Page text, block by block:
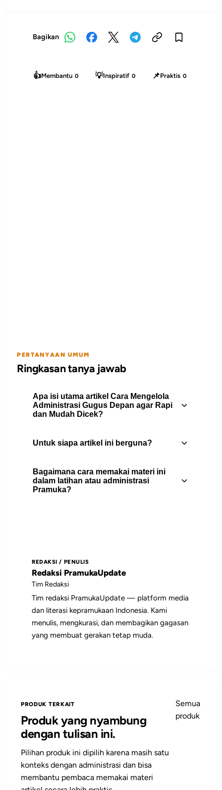
Bagikan
👍Membantu 0 💡Inspiratif 0 📌Praktis 0
PERTANYAAN UMUM
Ringkasan tanya jawab
Apa isi utama artikel Cara Mengelola
Administrasi Gugus Depan agar Rapi
dan Mudah Dicek?
lebih rapi, mudah dicari, dan siap
digunakan saat kegiatan atau
Untuk siapa artikel ini berguna?
Artikel ini berguna untuk pembina
Pramuka, peserta didik, pengurus gugus
Bagaimana cara memakai materi ini
dalam latihan atau administrasi
Pramuka?
catatan pembinaan, atau rujukan saat
menyiapkan kegiatan.
REDAKSI / PENULIS
Redaksi PramukaUpdate
Tim Redaksi
Tim redaksi PramukaUpdate — platform media
dan literasi kepramukaan Indonesia. Kami
menulis, mengkurasi, dan membagikan gagasan
yang membuat gerakan tetap muda.
PRODUK TERKAIT
Produk yang nyambung
dengan tulisan ini.
Pilihan produk ini dipilih karena masih satu
konteks dengan administrasi dan bisa
membantu pembaca memakai materi
Semua
produk